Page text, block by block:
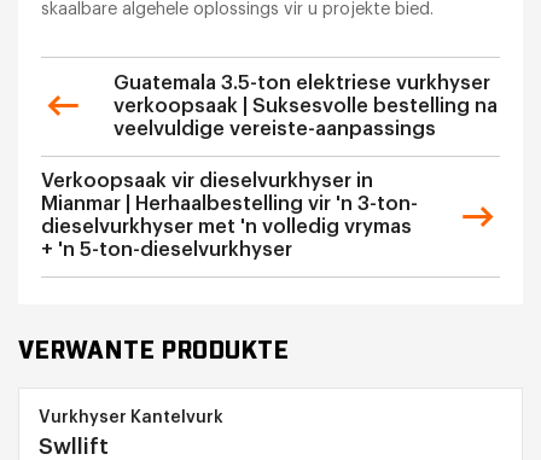
skaalbare algehele oplossings vir u projekte bied.
Guatemala 3.5-ton elektriese vurkhyser
verkoopsaak | Suksesvolle bestelling na
veelvuldige vereiste-aanpassings
Verkoopsaak vir dieselvurkhyser in
Mianmar | Herhaalbestelling vir 'n 3-ton-
dieselvurkhyser met 'n volledig vrymas
+ 'n 5-ton-dieselvurkhyser
VERWANTE PRODUKTE
Vurkhyser Kantelvurk
Swllift